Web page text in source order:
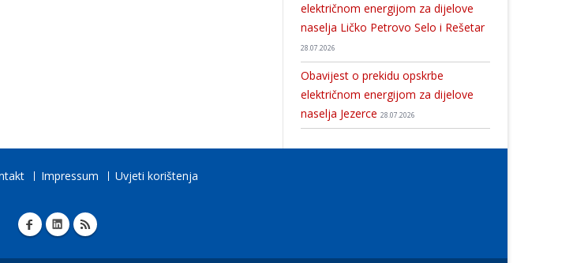
električnom energijom za dijelove
naselja Ličko Petrovo Selo i Rešetar
28.07.2026
Obavijest o prekidu opskrbe
električnom energijom za dijelove
naselja Jezerce 28.07.2026
Impressum Uvjeti korištenja